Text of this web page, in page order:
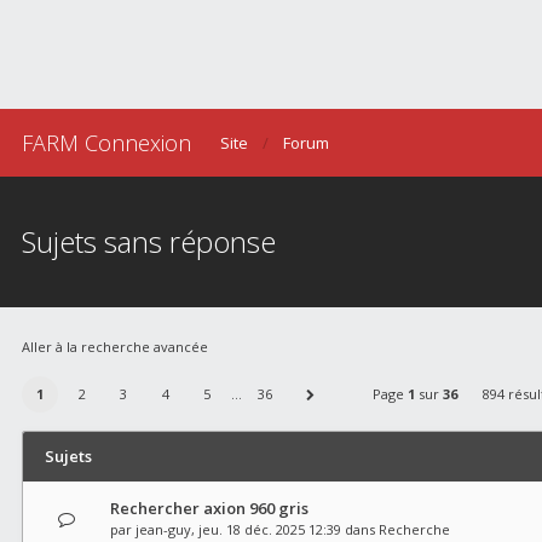
FARM Connexion Site Forum
Sujets sans réponse
Aller à la recherche avancée
1 2 3 4 5 … 36 Page 1 sur 36 894
Sujets
Rechercher axion 960 gris
par jean-guy, jeu. 18 déc. 2025 12:39 dans Recherche